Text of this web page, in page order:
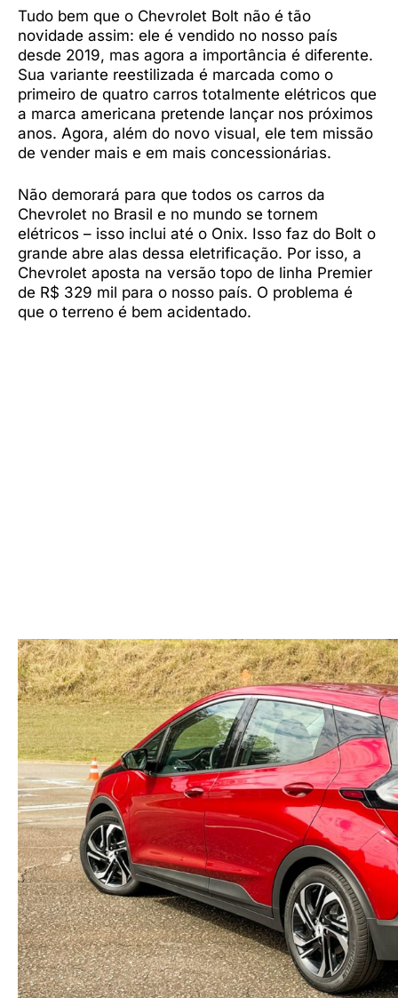
Tudo bem que o Chevrolet Bolt não é tão
novidade assim: ele é vendido no nosso país
desde 2019, mas agora a importância é diferente.
Sua variante reestilizada é marcada como o
primeiro de quatro carros totalmente elétricos que
a marca americana pretende lançar nos próximos
anos. Agora, além do novo visual, ele tem missão
de vender mais e em mais concessionárias.
Não demorará para que todos os carros da
Chevrolet no Brasil e no mundo se tornem
elétricos – isso inclui até o Onix. Isso faz do Bolt o
grande abre alas dessa eletrificação. Por isso, a
Chevrolet aposta na versão topo de linha Premier
de R$ 329 mil para o nosso país. O problema é
que o terreno é bem acidentado.